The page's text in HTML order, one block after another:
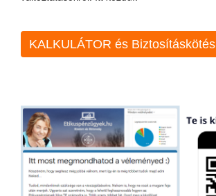
KALKULÁTOR és Biztosításkötés